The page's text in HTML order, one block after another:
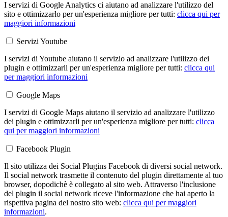
I servizi di Google Analytics ci aiutano ad analizzare l'utilizzo del
sito e ottimizzarlo per un'esperienza migliore per tutti: clicca qui per
maggiori informazioni
Servizi Youtube
I servizi di Youtube aiutano il servizio ad analizzare l'utilizzo dei
plugin e ottimizzarli per un'esperienza migliore per tutti: clicca qui
per maggiori informazioni
Google Maps
I servizi di Google Maps aiutano il servizio ad analizzare l'utilizzo
dei plugin e ottimizzarli per un'esperienza migliore per tutti: clicca
qui per maggiori informazioni
Facebook Plugin
Il sito utilizza dei Social Plugins Facebook di diversi social network.
Il social network trasmette il contenuto del plugin direttamente al tuo
browser, dopodichè è collegato al sito web. Attraverso l'inclusione
del plugin il social network riceve l'informazione che hai aperto la
rispettiva pagina del nostro sito web: clicca qui per maggiori
informazioni.